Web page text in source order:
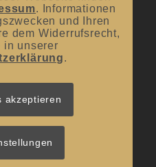
auf eine Geschmacksexplosion?
und französischer Rotwein
ins Frühjahr
. Informationen
und Ihren
dem Widerrufsrecht,
in unserer
.
akzeptieren